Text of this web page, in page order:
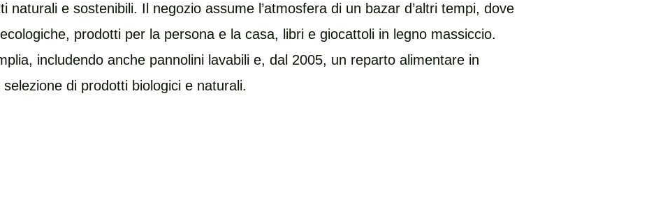
naturali e sostenibili. Il negozio assume l’atmosfera di un bazar d’altri tempi, dove
prodotti per la persona e la casa, libri e giocattoli in legno massiccio.
includendo anche pannolini lavabili e, dal 2005, un reparto alimentare in
di prodotti biologici e naturali.